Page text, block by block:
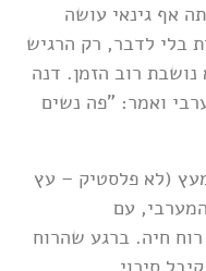
אף גינאי עושה
בלי לדבר, רק הרגיש
רוב הזמן. דנה
ואמר: "פה נשים
(לא פלסטיק – עץ
עם
חיה. ברגע שהרוח